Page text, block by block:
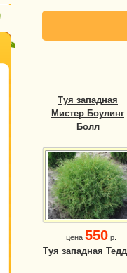
Туя западная
Мистер Боулинг
Болл
цена 550 р.
Туя западная